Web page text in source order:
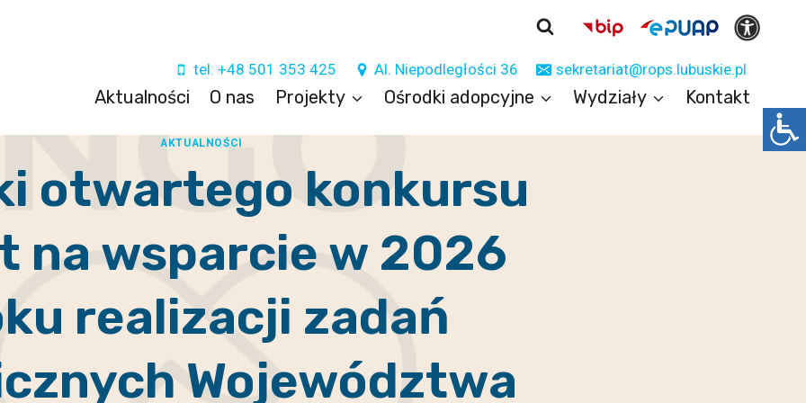
tel: +48 501 353 425 Al. Niepodległości 36 sekretariat@rops.lubuskie.pl
Aktualności O nas Projekty Ośrodki adopcyjne Wydziały Kontakt
AKTUALNOŚCI
otwartego konkursu
na wsparcie w 2026
realizacji zadań
Województwa